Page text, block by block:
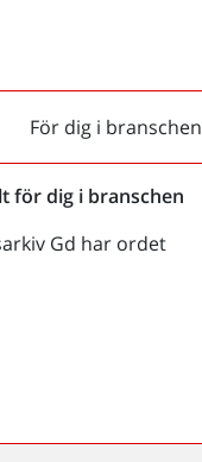
För dig i branschen
för dig i branschen
Gd har ordet